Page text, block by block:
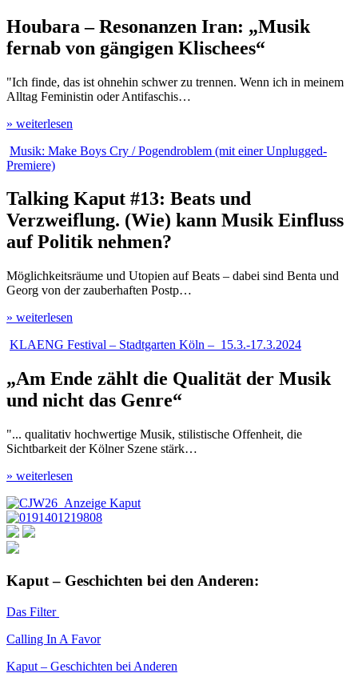
Houbara – Resonanzen Iran: „Musik
fernab von gängigen Klischees“
"Ich finde, das ist ohnehin schwer zu trennen. Wenn ich in meinem
Alltag Feministin oder Antifaschis…
» weiterlesen
Musik: Make Boys Cry / Pogendroblem (mit einer Unplugged-
Premiere)
Talking Kaput #13: Beats und
Verzweiflung. (Wie) kann Musik Einfluss
auf Politik nehmen?
Möglichkeitsräume und Utopien auf Beats – dabei sind Benta und
Georg von der zauberhaften Postp…
» weiterlesen
KLAENG Festival – Stadtgarten Köln – 15.3.-17.3.2024
„Am Ende zählt die Qualität der Musik
und nicht das Genre“
"... qualitativ hochwertige Musik, stilistische Offenheit, die
Sichtbarkeit der Kölner Szene stärk…
» weiterlesen
Kaput – Geschichten bei den Anderen:
Das Filter
Calling In A Favor
Kaput – Geschichten bei Anderen